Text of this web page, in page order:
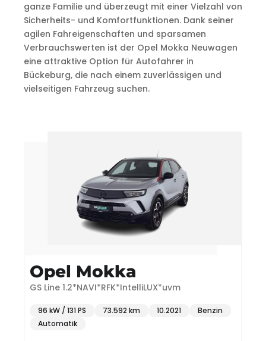
ganze Familie und überzeugt mit einer Vielzahl von
Sicherheits- und Komfortfunktionen. Dank seiner
agilen Fahreigenschaften und sparsamen
Verbrauchswerten ist der Opel Mokka Neuwagen
eine attraktive Option für Autofahrer in
Bückeburg, die nach einem zuverlässigen und
vielseitigen Fahrzeug suchen.
Opel Mokka
GS Line 1.2*NAVI*RFK*IntelliLUX*uvm
96 kW / 131 PS 73.592 km 10.2021
Benzin
Automatik